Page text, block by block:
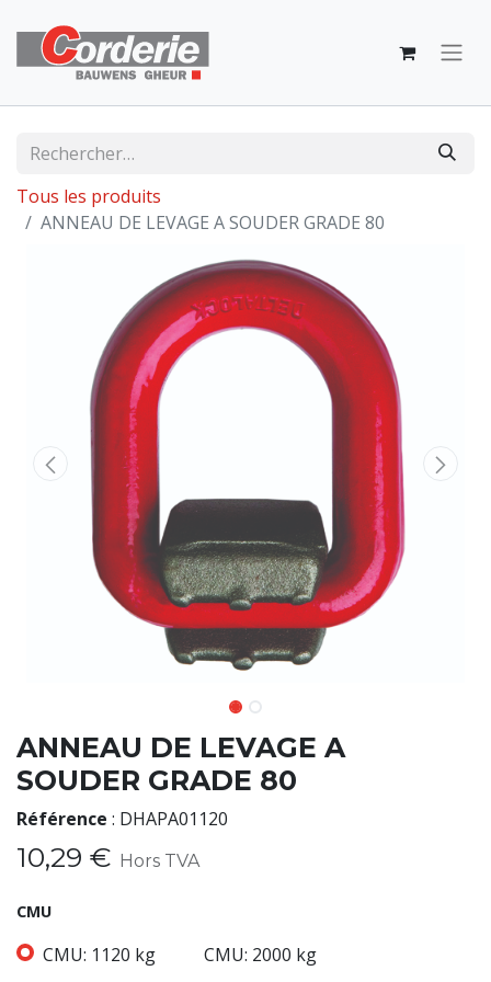
Tous les produits
ANNEAU DE LEVAGE A SOUDER GRADE 80
ANNEAU DE LEVAGE A
SOUDER GRADE 80
Référence : DHAPA01120
10,29 € Hors TVA
CMU
CMU: 1120 kg CMU: 2000 kg